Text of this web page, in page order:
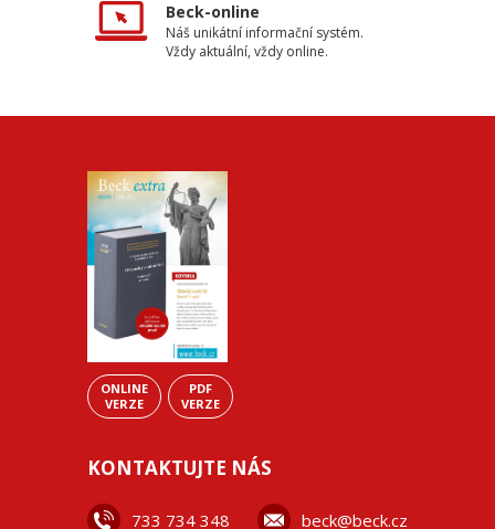
Beck-online
Náš unikátní informační systém.
Vždy aktuální, vždy online.
ONLINE
VERZE
PDF
VERZE
KONTAKTUJTE NÁS
733 734 348 beck@beck.cz